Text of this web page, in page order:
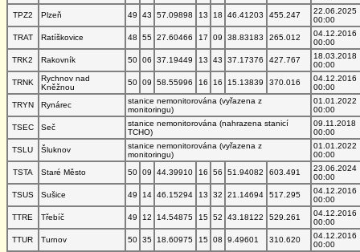
TPZ2
Plzeň 49 43 57.09898 13 18 46.41203 455.247
22.06.2025
00:00
TRAT
Ratíškovice 48 55 27.60466 17 09 38.83183 265.012
04.12.2016
00:00
TRK2
Rakovník 50 06 37.19449 13 43 37.17376 427.767
18.03.2018
00:00
TRNK
Rychnov nad
Kněžnou
50 09 58.55996 16 16 15.13839 370.016
04.12.2016
00:00
TRYN
Rynárec
stanice nemonitorována (vyřazena z
monitoringu)
01.01.2022
00:00
TSEC
Seč
stanice nemonitorována (nahrazena stanicí
TCHO)
09.11.2018
00:00
TSLU
Šluknov
stanice nemonitorována (vyřazena z
monitoringu)
01.01.2022
00:00
TSTA
Staré Město 50 09 44.39910 16 56 51.94082 603.491
23.06.2024
00:00
TSUS
Sušice 49 14 46.15294 13 32 21.14694 517.295
04.12.2016
00:00
TTRE
Třebíč 49 12 14.54875 15 52 43.18122 529.261
04.12.2016
00:00
TTUR
Turnov 50 35 18.60975 15 08 9.49601 310.620
04.12.2016
00:00